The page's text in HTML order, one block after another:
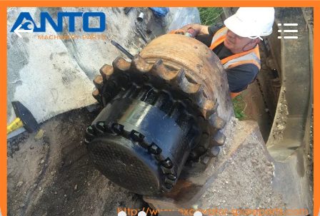
ΣΠΊΤΙ
ΠΡΟΪΌΝΤΑ
ΠΕΡΊΠΟΥ
ΕΜΕΊΣ
Anto
Machinery
Parts
Co.,Ltd..
All
Rights
Reserved.